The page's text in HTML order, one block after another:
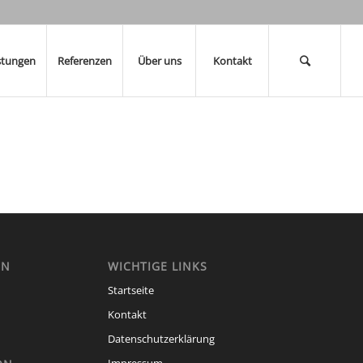
Referenzen Über uns Kontakt
WICHTIGE LINKS
Startseite
Kontakt
Datenschutzerklärung